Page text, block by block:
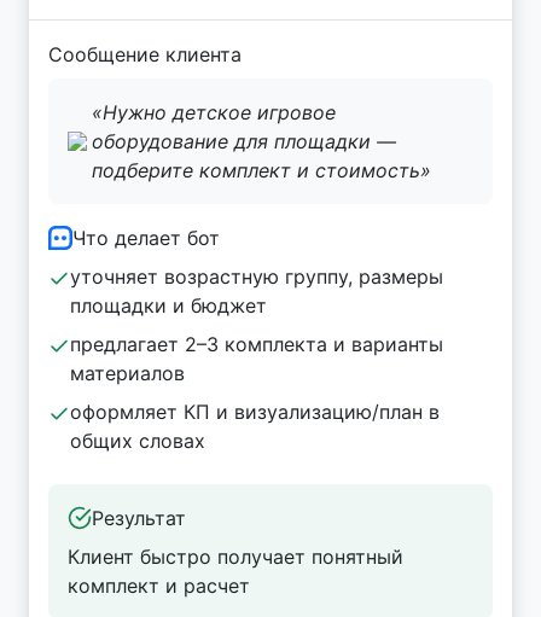
Сообщение клиента
«Нужно детское игровое
оборудование для площадки —
подберите комплект и стоимость»
Что делает бот
уточняет возрастную группу, размеры
площадки и бюджет
предлагает 2–3 комплекта и варианты
материалов
оформляет КП и визуализацию/план в
общих словах
Результат
Клиент быстро получает понятный
комплект и расчет